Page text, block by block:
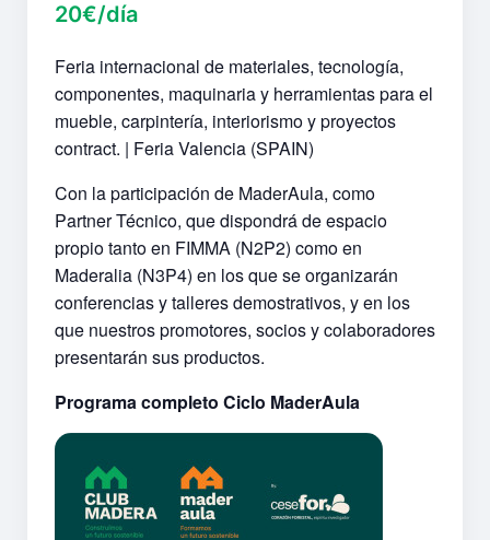
20€/día
Feria internacional de materiales, tecnología,
componentes, maquinaria y herramientas para el
mueble, carpintería, interiorismo y proyectos
contract. | Feria Valencia (SPAIN)
Con la participación de MaderAula, como
Partner Técnico, que dispondrá de espacio
propio tanto en FIMMA (N2P2) como en
Maderalia (N3P4) en los que se organizarán
conferencias y talleres demostrativos, y en los
que nuestros promotores, socios y colaboradores
presentarán sus productos.
Programa completo Ciclo MaderAula